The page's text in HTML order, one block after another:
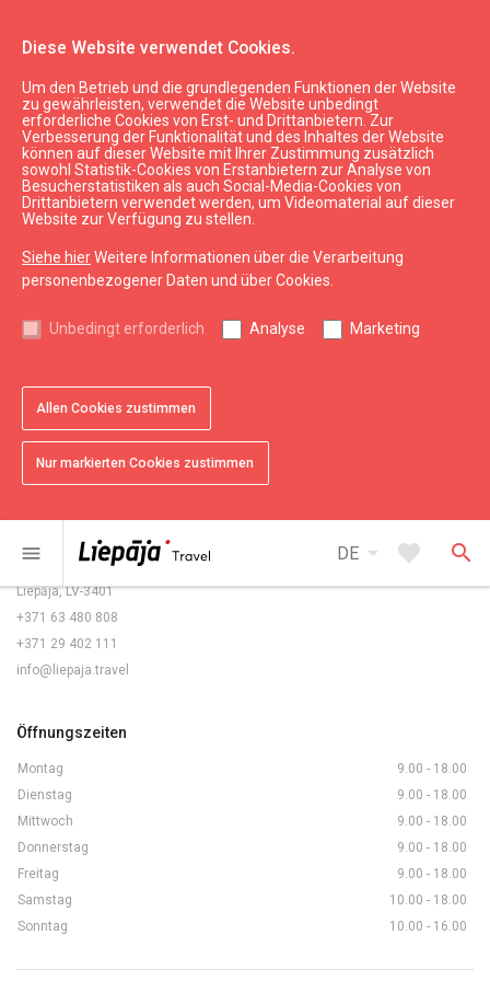
Diese Website verwendet Cookies.
Um den Betrieb und die grundlegenden Funktionen der Website
zu gewährleisten, verwendet die Website unbedingt
erforderliche Cookies von Erst- und Drittanbietern. Zur
Verbesserung der Funktionalität und des Inhaltes der Website
können auf dieser Website mit Ihrer Zustimmung zusätzlich
sowohl Statistik-Cookies von Erstanbietern zur Analyse von
Besucherstatistiken als auch Social-Media-Cookies von
Drittanbietern verwendet werden, um Videomaterial auf dieser
Website zur Verfügung zu stellen.
Siehe hierWeitere Informationen über die Verarbeitung
personenbezogener Daten und über Cookies.
Unbedingt erforderlich Analyse Marketing
Allen Cookies zustimmen
Nur markierten Cookies zustimmen
menu DE arrow_drop_down favorite search
Aktuell Neu
Nach oben
Kurzeme Tourismus
Karten und Broschüren
Tourismusstatistik
Sitemap
Rožu laukums 5/6,
Liepāja, LV-3401
+371 63 480 808
+371 29 402 111
info@liepaja.travel
Öffnungszeiten
Montag
9.00 - 18.00
Dienstag
9.00 - 18.00
Mittwoch
9.00 - 18.00
Donnerstag
9.00 - 18.00
Freitag
9.00 - 18.00
Samstag
10.00 - 18.00
Sonntag
10.00 - 16.00